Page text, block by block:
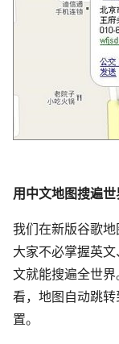
用中文地图搜遍世
我们在新版谷歌
大家不必掌握英
文就能搜遍全世界
看，地图自动跳
置。